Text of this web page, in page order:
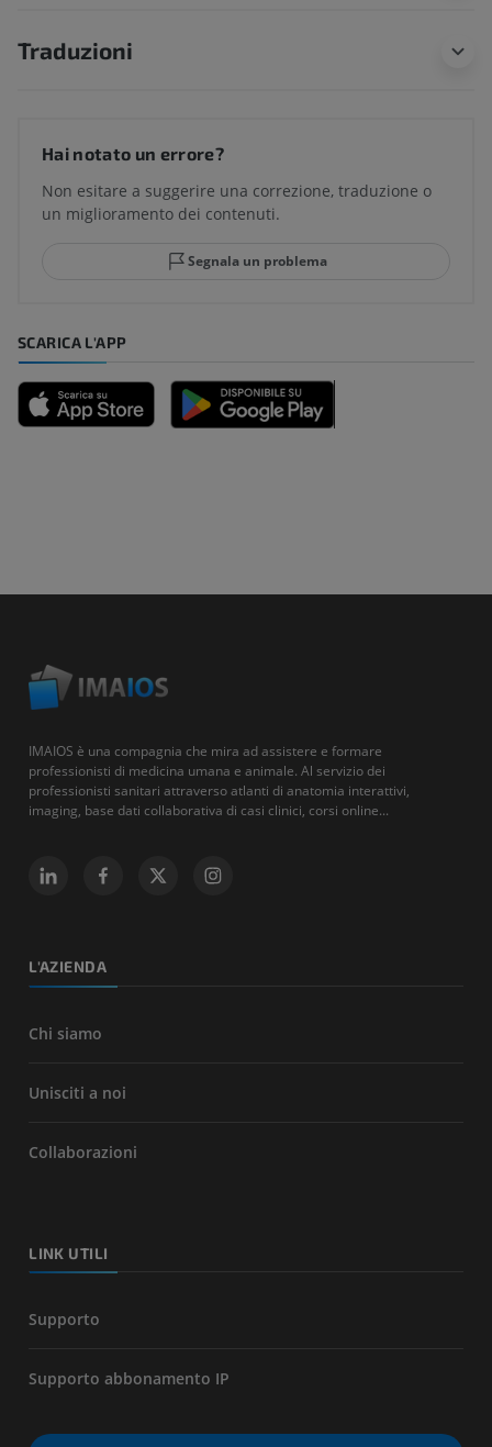
Traduzioni
Hai notato un errore?
Non esitare a suggerire una correzione, traduzione o
un miglioramento dei contenuti.
Segnala un problema
SCARICA L'APP
IMAIOS è una compagnia che mira ad assistere e formare
professionisti di medicina umana e animale. Al servizio dei
professionisti sanitari attraverso atlanti di anatomia interattivi,
imaging, base dati collaborativa di casi clinici, corsi online...
L'AZIENDA
Chi siamo
Unisciti a noi
Collaborazioni
LINK UTILI
Supporto
Supporto abbonamento IP